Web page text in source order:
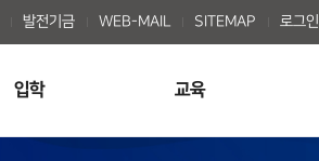
발전기금 WEB-MAIL SITEMAP 로그인
입학 교육